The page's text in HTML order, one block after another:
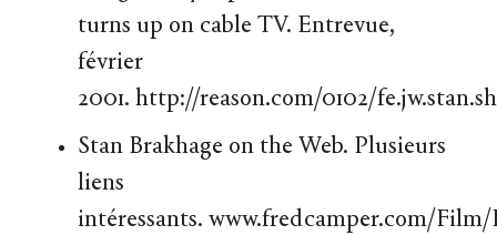
turns up on cable TV. Entrevue,
février
2001. http://reason.com/0102/
Stan Brakhage on the Web. Plusieurs
liens
intéressants. www.fredcamper.com/